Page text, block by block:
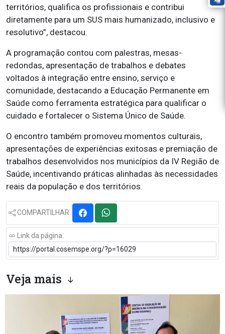
territórios, qualifica os profissionais e contribui
diretamente para um SUS mais humanizado, inclusivo e
resolutivo”, destacou.
A programação contou com palestras, mesas-
redondas, apresentação de trabalhos e debates
voltados à integração entre ensino, serviço e
comunidade, destacando a Educação Permanente em
Saúde como ferramenta estratégica para qualificar o
cuidado e fortalecer o Sistema Único de Saúde.
O encontro também promoveu momentos culturais,
apresentações de experiências exitosas e premiação de
trabalhos desenvolvidos nos municípios da IV Região de
Saúde, incentivando práticas alinhadas às necessidades
reais da população e dos territórios.
COMPARTILHAR:
Link da página:
Veja mais